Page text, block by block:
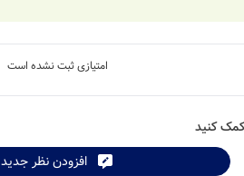
امتیازی ثبت نشده است
کنید
افزودن نظر جدید